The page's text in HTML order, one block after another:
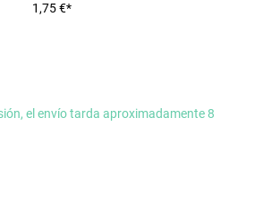
1,75 €*
el envío tarda aproximadamente 8